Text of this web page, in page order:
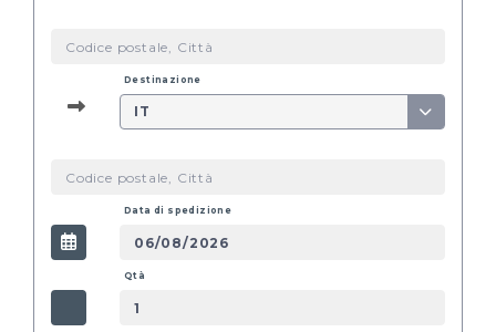
Destinazione
IT
Data di spedizione
Qtà